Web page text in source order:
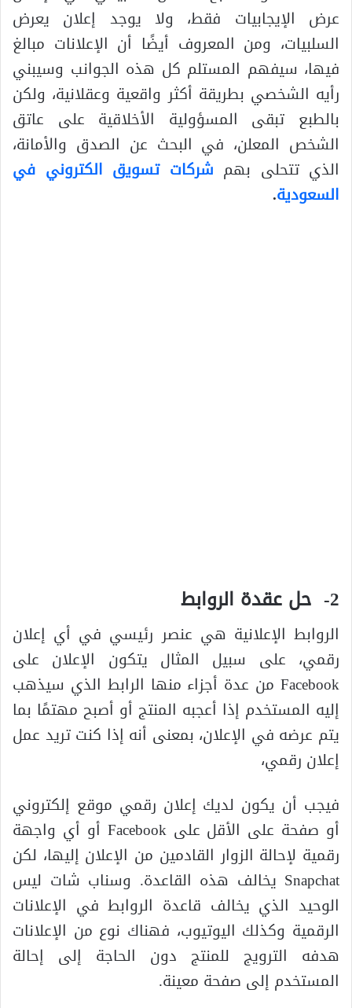
عرض الإيجابيات فقط، ولا يوجد إعلان يعرض
السلبيات، ومن المعروف أيضًا أن الإعلانات مبالغ
فيها، سيفهم المستلم كل هذه الجوانب وسيبني
رأيه الشخصي بطريقة أكثر واقعية وعقلانية، ولكن
بالطبع تبقى المسؤولية الأخلاقية على عاتق
الشخص المعلن، في البحث عن الصدق والأمانة،
الذي تتحلى بهم شركات تسويق الكتروني في
السعودية.
2- حل عقدة الروابط
الروابط الإعلانية هي عنصر رئيسي في أي إعلان
رقمي، على سبيل المثال يتكون الإعلان على
Facebook من عدة أجزاء منها الرابط الذي سيذهب
إليه المستخدم إذا أعجبه المنتج أو أصبح مهتمًا بما
يتم عرضه في الإعلان، بمعنى أنه إذا كنت تريد عمل
إعلان رقمي،
فيجب أن يكون لديك إعلان رقمي موقع إلكتروني
أو صفحة على الأقل على Facebook أو أي واجهة
رقمية لإحالة الزوار القادمين من الإعلان إليها، لكن
Snapchat يخالف هذه القاعدة. وسناب شات ليس
الوحيد الذي يخالف قاعدة الروابط في الإعلانات
الرقمية وكذلك اليوتيوب، فهناك نوع من الإعلانات
هدفه الترويج للمنتج دون الحاجة إلى إحالة
المستخدم إلى صفحة معينة.